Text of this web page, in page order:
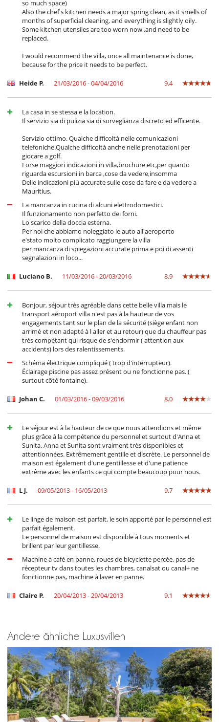
so much space)
Also the chef's kitchen needs a major spring clean, as it smells of
months of superficial cleaning, and everything is slightly oily.
Some kitchen utensiles are too worn now ,and need to be
replaced.
I would recommend the villa, once all maintenance is done,
because for the price it needs to be perfect.
Heide P. 21/03/2016 - 04/04/2016 9.4
La casa in se stessa e la location.
Il servizio sia di pulizia sia di sorveglianza discreto ed efficente.
Servizio ottimo. Qualche difficoltà nelle comunicazioni
telefoniche.Qualche difficoltà anche nelle prenotazioni per
giocare a golf.
Forse maggiori indicazioni in villa,brochure etc,per quanto
riguarda escursioni in barca ,cose da vedere,insomma
Delle indicazioni più accurate sulle cose da fare e da vedere a
Mauritius.
La mancanza in cucina di alcuni elettrodomestici.
Il funzionamento non perfetto dei forni.
Lo scarico della doccia esterna.
Per noi che abbiamo noleggiato le auto all'aeroporto
e'stato molto complicato raggiungere la villa
per mancanza di spiegazioni accurate prima e poi di assenti
segnalazioni in loco...
Luciano B. 11/03/2016 - 20/03/2016 8.9
Bonjour, séjour très agréable dans cette belle villa mais le
transport aéroport villa n'est pas à la hauteur de vos
engagements tant sur le plan de la sécurité (siège enfant non
arrimé et non adapté à l aller et au retour) que du chauffeur pas
très compétant qui risque de s'endormir ( attention aux
accidents) lors des ralentissements.
Schéma électrique compliqué ( trop d'interrupteur).
Éclairage piscine pas assez présent ou ne fonctionne pas. (
surtout côté fontaine).
Johan C. 01/03/2016 - 09/03/2016 8.0
Le séjour est à la hauteur de ce que nous attendions et même
plus grâce à la compétence du personnel et surtout d'Anna et
Sunita. Anna et Sunita sont vraiment très disponibles et
attentionnées. Extrêmement gentille et discrète. Le personnel de
maison est également d'une gentillesse et d'une patience
extrême avec les enfants ce qui compte beaucoup pour nous.
L J. 09/05/2013 - 16/05/2013 9.7
Le linge de maison est parfait, le soin apporté par le personnel est
parfait également.
Le personnel de maison est disponible à tous moments et
brillent par leur gentillesse.
Machine à café en panne, roues de bicyclette percée, pas de
récepteur tv dans toutes les chambres, canalsat ou canal+ ne
fonctionne pas, machine à laver en panne.
Claire P. 20/04/2013 - 29/04/2013 9.1
Andere ähnliche Luxusvillen